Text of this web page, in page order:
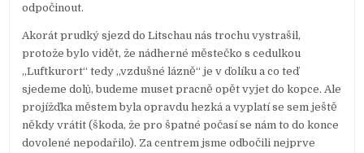
odpočinout.
Akorát prudký sjezd do Litschau nás trochu vystrašil,
protože bylo vidět, že nádherné městečko s cedulkou
„Luftkurort“ tedy „vzdušné lázně“ je v ďolíku a co teď
sjedeme dolů, budeme muset pracně opět vyjet do kopce. Ale
projížďka městem byla opravdu hezká a vyplatí se sem ještě
někdy vrátit (škoda, že pro špatné počasí se nám to do konce
dovolené nepodařilo). Za centrem jsme odbočili nejprve